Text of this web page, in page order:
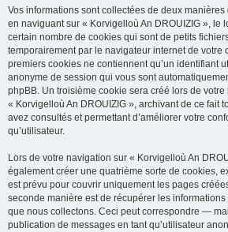
Vos informations sont collectées de deux
en naviguant sur « Korvigelloù An DROUIZIG », le
certain nombre de cookies qui sont de petits
temporairement par le navigateur internet de votre
premiers cookies ne contiennent qu’un identifiant
anonyme de session qui vous sont
phpBB. Un troisième cookie sera créé lors de
« Korvigelloù An DROUIZIG », archivant de ce fait
avez consultés et permettant d’améliorer votre
qu’utilisateur.
Lors de votre navigation sur « Korvigelloù An
également créer une quatrième sorte de cookies,
est prévu pour couvrir uniquement les pages
seconde manière est de récupérer les
que nous collectons. Ceci peut correspondre —
publication de messages en tant qu’utilisateur